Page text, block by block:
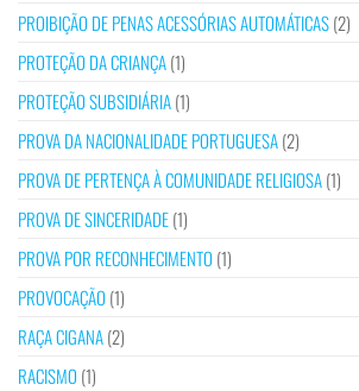
PROIBIÇÃO DE PENAS ACESSÓRIAS AUTOMÁTICAS(2)
PROTEÇÃO DA CRIANÇA(1)
PROTEÇÃO SUBSIDIÁRIA(1)
PROVA DA NACIONALIDADE PORTUGUESA(2)
PROVA DE PERTENÇA À COMUNIDADE RELIGIOSA(1)
PROVA DE SINCERIDADE(1)
PROVA POR RECONHECIMENTO (1)
PROVOCAÇÃO (1)
RAÇA CIGANA(2)
RACISMO (1)